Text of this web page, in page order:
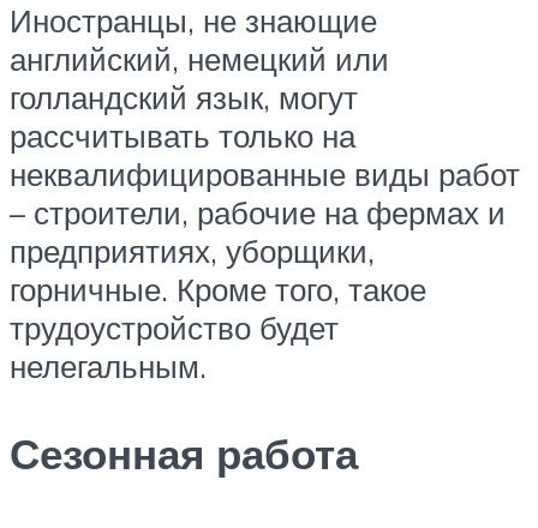
Иностранцы, не знающие
английский, немецкий или
голландский язык, могут
рассчитывать только на
неквалифицированные виды работ
– строители, рабочие на фермах и
предприятиях, уборщики,
горничные. Кроме того, такое
трудоустройство будет
нелегальным.
Сезонная работа